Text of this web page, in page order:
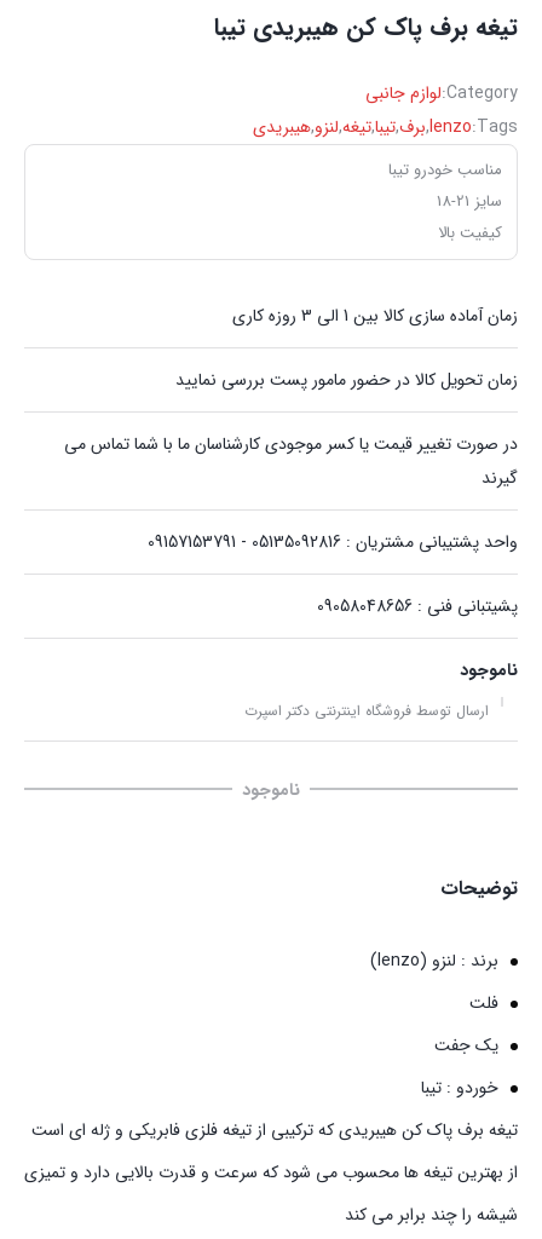
تیغه برف پاک کن هیبریدی تیبا
Category: لوازم جانبی
Tags:
lenzo
,برف,تیبا,تیغه,لنزو,هیبریدی
مناسب خودرو تیبا
سایز 21-18
کیفیت بالا
زمان آماده سازی کالا بین 1 الی 3 روزه کاری
زمان تحویل کالا در حضور مامور پست بررسی نمایید
در صورت تغییر قیمت یا کسر موجودی کارشناسان ما با شما تماس می
گیرند
واحد پشتیبانی مشتریان : 05135092816 - 09157153791
پشیتبانی فنی : 09058048656
ناموجود
ارسال توسط فروشگاه اینترنتی دکتر اسپرت
ناموجود
توضیحات
برند : لنزو (lenzo)
فلت
یک جفت
خوردو : تیبا
تیغه برف پاک کن هیبریدی که ترکیبی از تیغه فلزی فابریکی و ژله ای است
از بهترین تیغه ها محسوب می شود که سرعت و قدرت بالایی دارد و تمیزی
شیشه را چند برابر می کند